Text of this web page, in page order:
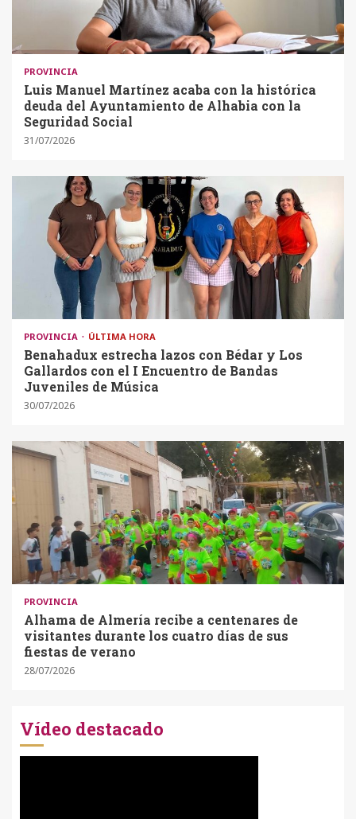
PROVINCIA
Luis Manuel Martínez acaba con la histórica
deuda del Ayuntamiento de Alhabia con la
Seguridad Social
31/07/2026
PROVINCIA ÚLTIMA HORA
Benahadux estrecha lazos con Bédar y Los
Gallardos con el I Encuentro de Bandas
Juveniles de Música
30/07/2026
PROVINCIA
Alhama de Almería recibe a centenares de
visitantes durante los cuatro días de sus
fiestas de verano
28/07/2026
Vídeo destacado